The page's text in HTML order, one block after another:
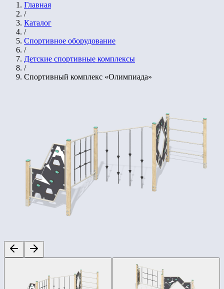
Главная
/
Каталог
/
Спортивное оборудование
/
Детские спортивные комплексы
/
Спортивный комплекс «Олимпиада»